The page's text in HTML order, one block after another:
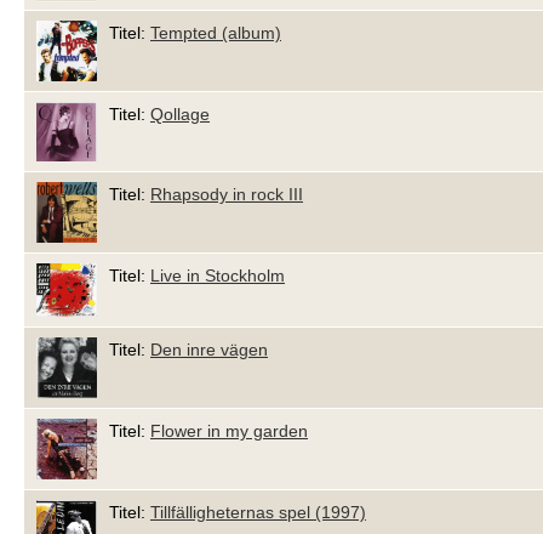
Titel: Tempted (album)
Titel: Qollage
Titel: Rhapsody in rock III
Titel: Live in Stockholm
Titel: Den inre vägen
Titel: Flower in my garden
Titel: Tillfälligheternas spel (1997)